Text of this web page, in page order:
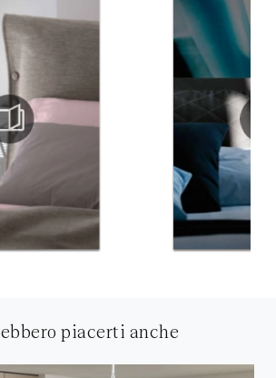
piacerti anche